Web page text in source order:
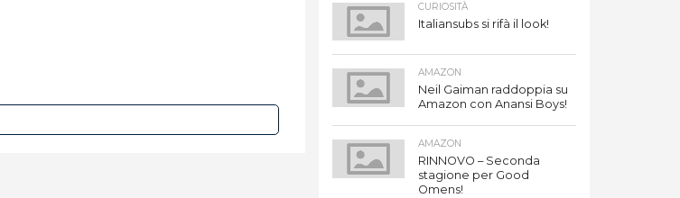
CURIOSITÀ
Italiansubs si rifà il look!
AMAZON
Neil Gaiman raddoppia su
Amazon con Anansi Boys!
AMAZON
RINNOVO – Seconda
stagione per Good
Omens!